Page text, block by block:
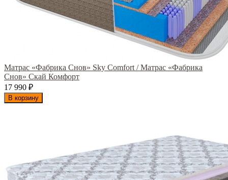
Матрас «Фабрика Снов» Sky Comfort / Матрас «Фабрика
Снов» Скай Комфорт
17 990 ₽
В корзину